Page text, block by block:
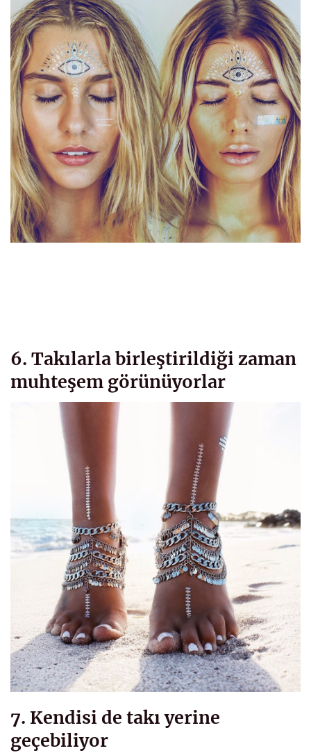
6. Takılarla birleştirildiği zaman
muhteşem görünüyorlar
7. Kendisi de takı yerine
geçebiliyor